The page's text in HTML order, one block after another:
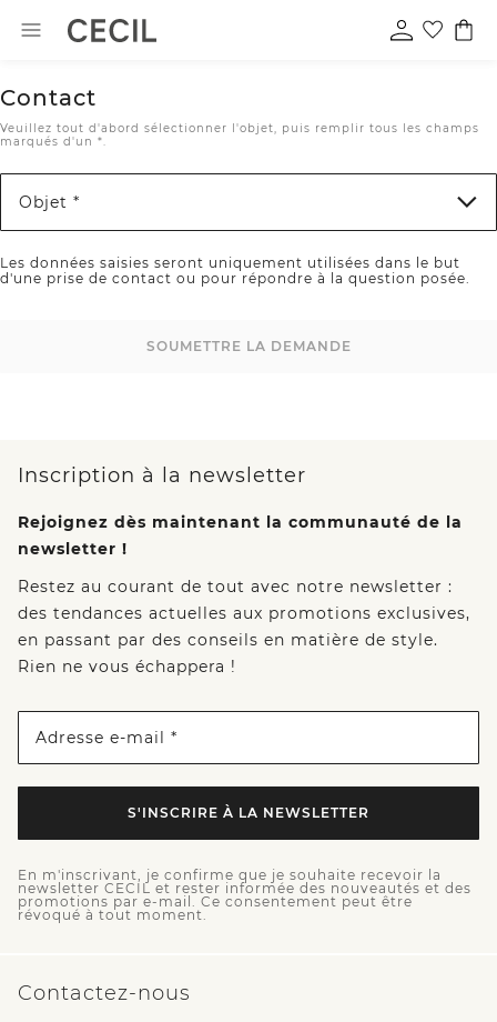
Contact
Veuillez tout d'abord sélectionner l'objet, puis remplir tous les champs
marqués d'un *.
Objet *
Les données saisies seront uniquement utilisées dans le but
d'une prise de contact ou pour répondre à la question posée.
SOUMETTRE LA DEMANDE
Inscription à la newsletter
Rejoignez dès maintenant la communauté de la
newsletter !
Restez au courant de tout avec notre newsletter :
des tendances actuelles aux promotions exclusives,
en passant par des conseils en matière de style.
Rien ne vous échappera !
Adresse e-mail *
S'INSCRIRE À LA NEWSLETTER
En m'inscrivant, je confirme que je souhaite recevoir la
newsletter CECIL et rester informée des nouveautés et des
promotions par e-mail. Ce consentement peut être
révoqué à tout moment.
Contactez-nous